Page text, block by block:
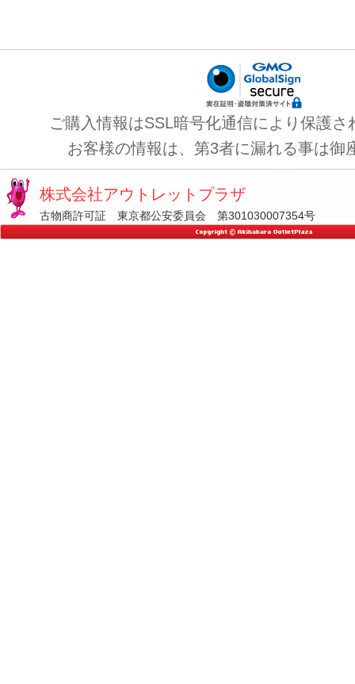
ご購入情報はSSL暗号化通信により保護さ
お客様の情報は、第3者に漏れる事は御
株式会社アウトレットプラザ
古物商許可証 東京都公安委員会 第301030007354号